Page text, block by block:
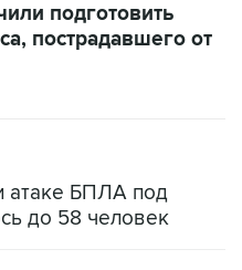
подготовить
пострадавшего от
атаке БПЛА под
до 58 человек